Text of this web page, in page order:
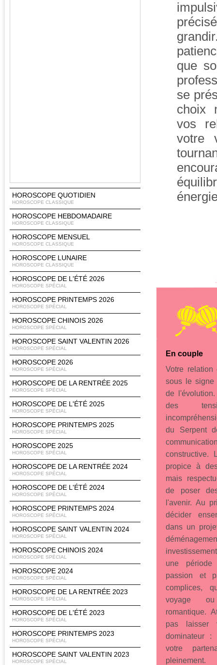
HOROSCOPE QUOTIDIEN
HOROSCOPE CLASSIQUE
HOROSCOPE HEBDOMADAIRE
HOROSCOPE CLASSIQUE
HOROSCOPE MENSUEL
HOROSCOPE CLASSIQUE
HOROSCOPE LUNAIRE
HOROSCOPE CLASSIQUE
HOROSCOPE DE L'ÉTÉ 2026
HOROSCOPE SPÉCIAL
HOROSCOPE PRINTEMPS 2026
HOROSCOPE SPÉCIAL
HOROSCOPE CHINOIS 2026
HOROSCOPE SPÉCIAL
HOROSCOPE SAINT VALENTIN 2026
HOROSCOPE SPÉCIAL
HOROSCOPE 2026
HOROSCOPE SPÉCIAL
HOROSCOPE DE LA RENTRÉE 2025
HOROSCOPE SPÉCIAL
HOROSCOPE DE L'ÉTÉ 2025
HOROSCOPE SPÉCIAL
HOROSCOPE PRINTEMPS 2025
HOROSCOPE SPÉCIAL
HOROSCOPE 2025
HOROSCOPE SPÉCIAL
HOROSCOPE DE LA RENTRÉE 2024
HOROSCOPE SPÉCIAL
HOROSCOPE DE L'ÉTÉ 2024
HOROSCOPE SPÉCIAL
HOROSCOPE PRINTEMPS 2024
HOROSCOPE SPÉCIAL
HOROSCOPE SAINT VALENTIN 2024
HOROSCOPE SPÉCIAL
HOROSCOPE CHINOIS 2024
HOROSCOPE SPÉCIAL
HOROSCOPE 2024
HOROSCOPE SPÉCIAL
HOROSCOPE DE LA RENTRÉE 2023
HOROSCOPE SPÉCIAL
HOROSCOPE DE L'ÉTÉ 2023
HOROSCOPE SPÉCIAL
HOROSCOPE PRINTEMPS 2023
HOROSCOPE SPÉCIAL
HOROSCOPE SAINT VALENTIN 2023
HOROSCOPE SPÉCIAL
que
se
choix
vos
votre
En couple
Votre
sous le signe
de
des
du Serpent
constructive.
propice à
mais
de poser
l'avenir. Au
décider
dans un
une
passion et
complices,
voyage
romantique.
pas laisser
dominateur :
votre
pleinement.